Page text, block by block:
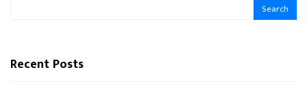
Search
Recent Posts